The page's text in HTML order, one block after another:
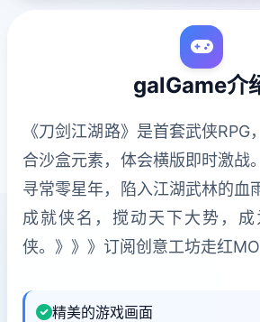
galGame介
《刀剑江湖路》是首套武侠
合沙盒元素，体会横版即时激战
寻常零星年，陷入江湖武林的血
成就侠名，搅动天下大势，
侠。》》》订阅创意工坊走红
精美的游戏画面